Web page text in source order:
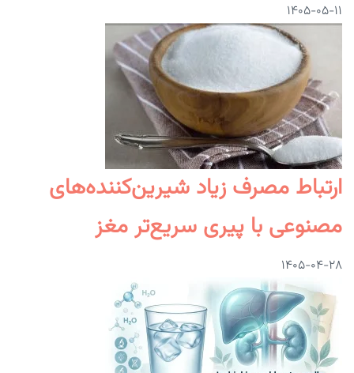
۱۴۰۵-۰۵-۱۱
ارتباط مصرف زیاد شیرین‌کننده‌های
مصنوعی با پیری سریع‌تر مغز
۱۴۰۵-۰۴-۲۸